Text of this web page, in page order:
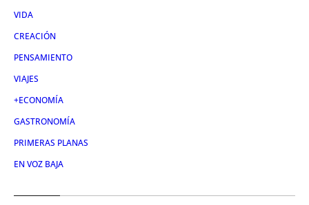
VIDA
CREACIÓN
PENSAMIENTO
VIAJES
+ECONOMÍA
GASTRONOMÍA
PRIMERAS PLANAS
EN VOZ BAJA